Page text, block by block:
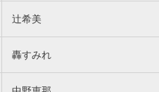
辻希美
轟すみれ